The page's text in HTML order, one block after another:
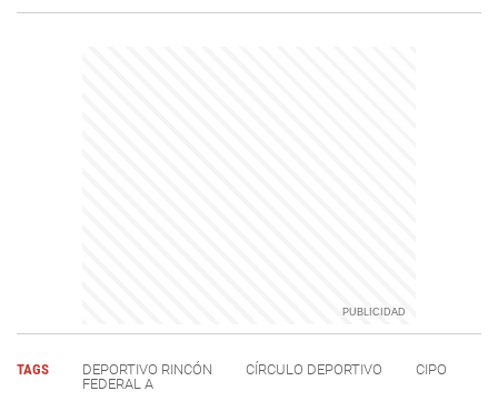
TAGS DEPORTIVO RINCÓN CÍRCULO DEPORTIVO
CIPO
FEDERAL A